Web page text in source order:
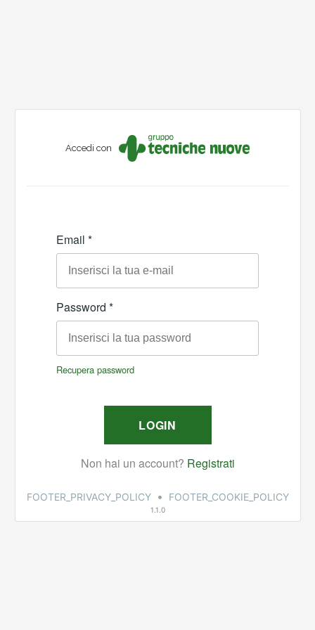
Accedi con
FOOTER_PRIVACY_POLICY • FOOTER_COOKIE_POLICY
1.1.0